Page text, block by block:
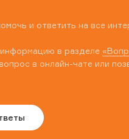
и ответить на все
в разделе
в онлайн-чате или